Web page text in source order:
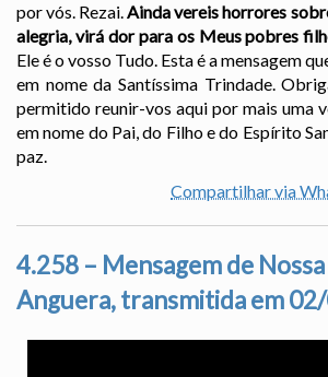
por vós. Rezai.Ainda vereis horrores
alegria, virá dor para os Meus pobres
Ele é o vosso Tudo. Esta é a mensagem
em nome da Santíssima Trindade.
permitido reunir-vos aqui por mais uma
em nome do Pai, do Filho e do Espírito
paz.
Compartilhar via
4.258 – Mensagem de
Anguera, transmitida em